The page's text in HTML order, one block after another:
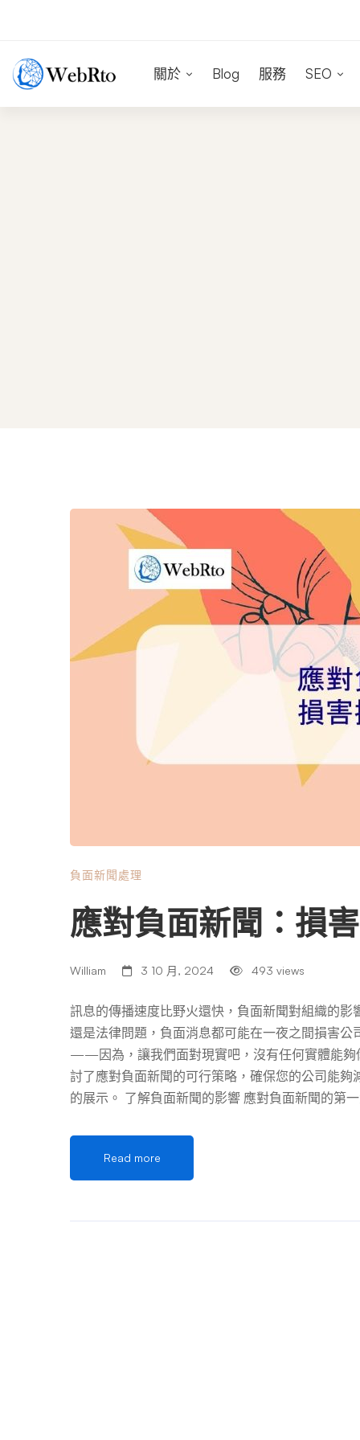
關於 Blog 服務 SEO
負面新聞處理
應對負面新聞：損
William 3 10 月, 2024 493 views
訊息的傳播速度比野火還快，負面新聞對組織的
還是法律問題，負面消息都可能在一夜之間損害
——因為，讓我們面對現實吧，沒有任何實體能
討了應對負面新聞的可行策略，確保您的公司能
的展示。 了解負面新聞的影響 應對負面新聞的第
的控制權就越大。至關重要的是要有一個危機管
評估情況的嚴重性和最佳行動方案。 立即響應，
性反應。然而，下意識的反應往往會使情況惡化
Read more